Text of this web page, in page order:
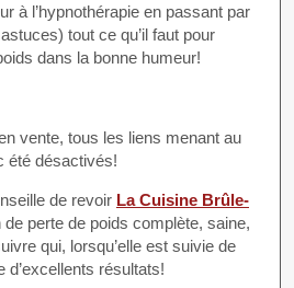
à l’hypnothérapie en passant par
tout ce qu’il faut pour
dans la bonne humeur!
vente, tous les liens menant au
été désactivés!
de revoir La Cuisine Brûle-
de perte de poids complète, saine,
qui, lorsqu’elle est suivie de
d’excellents résultats!